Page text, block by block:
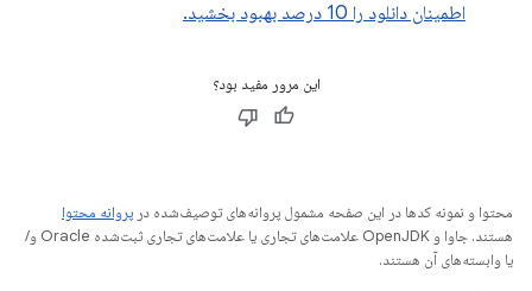
اطمینان دانلود را 10 درصد بهبود بخشید.
این مرور مفید بود؟
محتوا و نمونه کدها در این صفحه مشمول پروانه‌های توصیف‌شده در پروانه محتوا
هستند. جاوا و OpenJDK علامت‌های تجاری یا علامت‌های تجاری ثبت‌شده Oracle و/
یا وابسته‌های آن هستند.